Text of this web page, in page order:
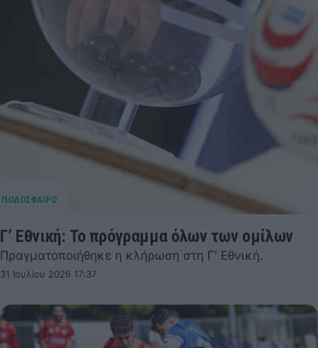
Γ’ Εθνική: Το πρόγραμμα όλων των ομίλων
Πραγματοποιήθηκε η κλήρωση στη Γ' Εθνική.
31 Ιουλίου 2026 17:37